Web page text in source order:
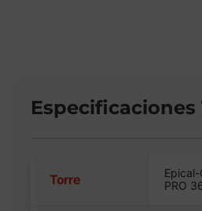
Especificaciones
Torre
PRO